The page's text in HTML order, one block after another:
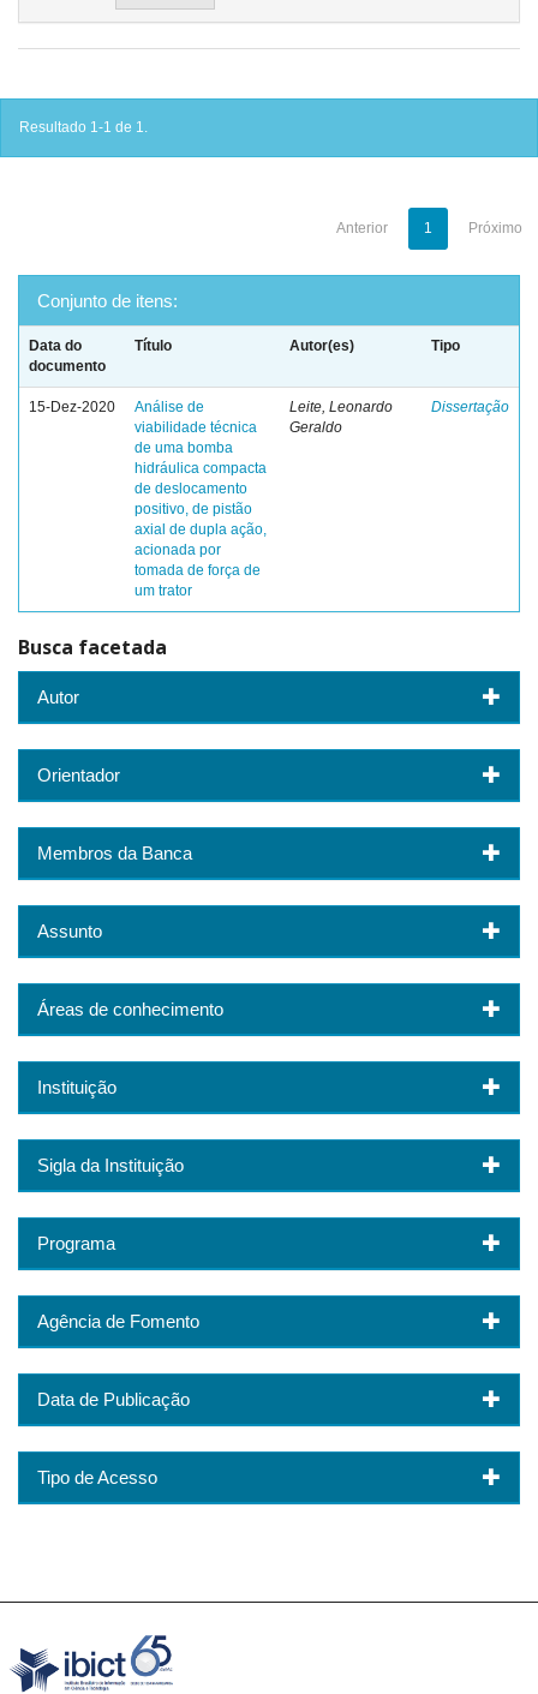
Resultado 1-1 de 1.
Anterior 1 Próximo
Conjunto de itens:
Data do
documento
Título Autor(es) Tipo
15-Dez-2020
Análise de
viabilidade técnica
de uma bomba
hidráulica compacta
de deslocamento
positivo, de pistão
axial de dupla ação,
acionada por
tomada de força de
um trator
Leite, Leonardo
Geraldo
Dissertação
Busca facetada
Autor
Orientador
Membros da Banca
Assunto
Áreas de conhecimento
Instituição
Sigla da Instituição
Programa
Agência de Fomento
Data de Publicação
Tipo de Acesso